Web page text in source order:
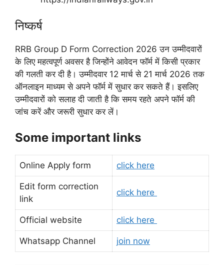
निष्कर्ष
RRB Group D Form Correction 2026 उन उम्मीदवारों
के लिए महत्वपूर्ण अवसर है जिन्होंने आवेदन फॉर्म में किसी प्रकार
की गलती कर दी है। उम्मीदवार 12 मार्च से 21 मार्च 2026 तक
ऑनलाइन माध्यम से अपने फॉर्म में सुधार कर सकते हैं। इसलिए
उम्मीदवारों को सलाह दी जाती है कि समय रहते अपने फॉर्म की
जांच करें और जरूरी सुधार कर लें।
Some important links
Online Apply form click here
Edit form correction
link
click here
Official website click here
Whatsapp Channel join now